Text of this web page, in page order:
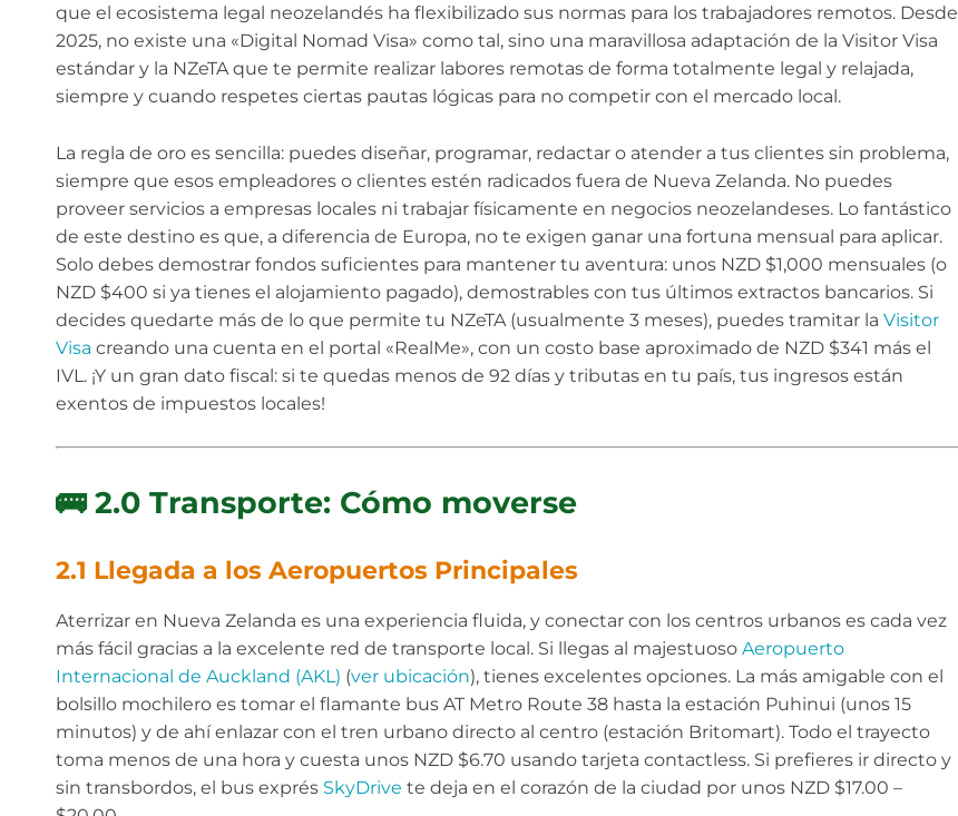
que el ecosistema legal neozelandés ha flexibilizado sus normas para los trabajadores remotos. Desde
2025, no existe una «Digital Nomad Visa» como tal, sino una maravillosa adaptación de la Visitor Visa
estándar y la NZeTA que te permite realizar labores remotas de forma totalmente legal y relajada,
siempre y cuando respetes ciertas pautas lógicas para no competir con el mercado local.
La regla de oro es sencilla: puedes diseñar, programar, redactar o atender a tus clientes sin problema,
siempre que esos empleadores o clientes estén radicados fuera de Nueva Zelanda. No puedes
proveer servicios a empresas locales ni trabajar físicamente en negocios neozelandeses. Lo fantástico
de este destino es que, a diferencia de Europa, no te exigen ganar una fortuna mensual para aplicar.
Solo debes demostrar fondos suficientes para mantener tu aventura: unos NZD $1,000 mensuales (o
NZD $400 si ya tienes el alojamiento pagado), demostrables con tus últimos extractos bancarios. Si
decides quedarte más de lo que permite tu NZeTA (usualmente 3 meses), puedes tramitar la Visitor
Visa creando una cuenta en el portal «RealMe», con un costo base aproximado de NZD $341 más el
IVL. ¡Y un gran dato fiscal: si te quedas menos de 92 días y tributas en tu país, tus ingresos están
exentos de impuestos locales!
🚌 2.0 Transporte: Cómo moverse
2.1 Llegada a los Aeropuertos Principales
Aterrizar en Nueva Zelanda es una experiencia fluida, y conectar con los centros urbanos es cada vez
más fácil gracias a la excelente red de transporte local. Si llegas al majestuoso Aeropuerto
Internacional de Auckland (AKL) (ver ubicación), tienes excelentes opciones. La más amigable con el
bolsillo mochilero es tomar el flamante bus AT Metro Route 38 hasta la estación Puhinui (unos 15
minutos) y de ahí enlazar con el tren urbano directo al centro (estación Britomart). Todo el trayecto
toma menos de una hora y cuesta unos NZD $6.70 usando tarjeta contactless. Si prefieres ir directo y
sin transbordos, el bus exprés SkyDrive te deja en el corazón de la ciudad por unos NZD $17.00 –